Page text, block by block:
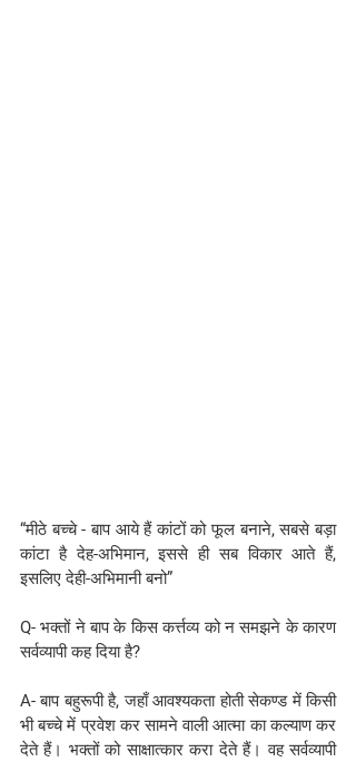
“मीठे बच्चे - बाप आये हैं कांटों को फूल बनाने, सबसे बड़ा
कांटा है देह-अभिमान, इससे ही सब विकार आते हैं,
इसलिए देही-अभिमानी बनो”
Q- भक्तों ने बाप के किस कर्त्तव्य को न समझने के कारण
सर्वव्यापी कह दिया है?
A- बाप बहुरूपी है, जहाँ आवश्यकता होती सेकण्ड में किसी
भी बच्चे में प्रवेश कर सामने वाली आत्मा का कल्याण कर
देते हैं। भक्तों को साक्षात्कार करा देते हैं। वह सर्वव्यापी